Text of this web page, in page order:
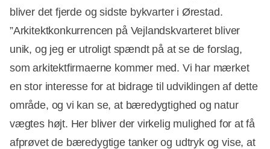
bliver det fjerde og sidste bykvarter i Ørestad.
”Arkitektkonkurrencen på Vejlandskvarteret bliver
unik, og jeg er utroligt spændt på at se de forslag,
som arkitektfirmaerne kommer med. Vi har mærket
en stor interesse for at bidrage til udviklingen af dette
område, og vi kan se, at bæredygtighed og natur
vægtes højt. Her bliver der virkelig mulighed for at få
afprøvet de bæredygtige tanker og udtryk og vise, at